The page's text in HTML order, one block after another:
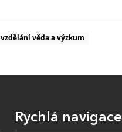
vzdělání věda a výzkum
Rychlá navigace